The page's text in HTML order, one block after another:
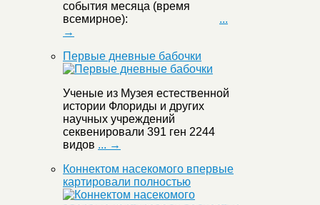
события месяца (время
всемирное): ...
→
Первые дневные бабочки
Ученые из Музея естественной
истории Флориды и других
научных учреждений
секвенировали 391 ген 2244
видов ... →
Коннектом насекомого впервые
картировали полностью